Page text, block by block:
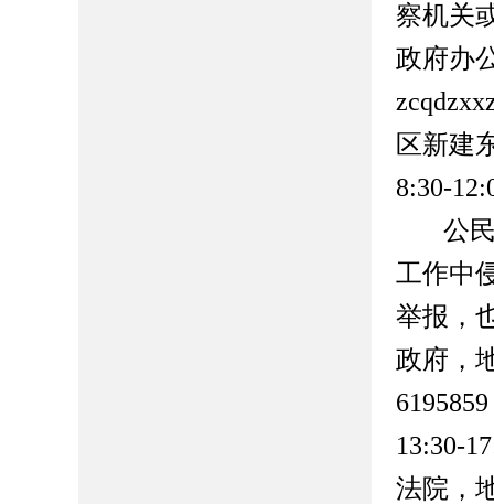
察机关
政府办
区新建
8:30-
公
工作中
举报，
政府，
6195859
13:30-
法院，